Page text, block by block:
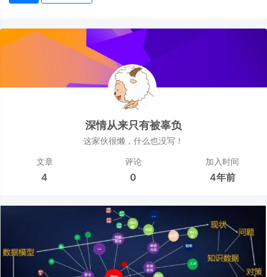
深情从来只有被辜负
这家伙很懒，什么也没写！
文章
4
评论
0
加入时间
4年前